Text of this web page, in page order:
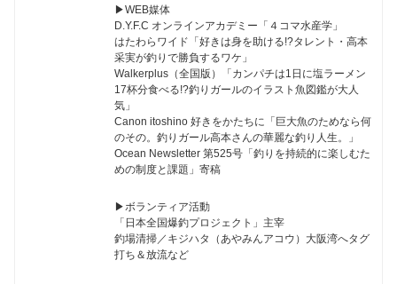
▶︎WEB媒体
D.Y.F.C オンラインアカデミー「４コマ水産学」
はたわらワイド「好きは身を助ける!?タレント・高本
采実が釣りで勝負するワケ」
Walkerplus（全国版）「カンパチは1日に塩ラーメン
17杯分食べる!?釣りガールのイラスト魚図鑑が大人
気」
Canon itoshino 好きをかたちに「巨大魚のためなら何
のその。釣りガール高本さんの華麗な釣り人生。」
Ocean Newsletter 第525号「釣りを持続的に楽しむた
めの制度と課題」寄稿
▶︎ボランティア活動
「日本全国爆釣プロジェクト」主宰
釣場清掃／キジハタ（あやみんアコウ）大阪湾へタグ
打ち＆放流など